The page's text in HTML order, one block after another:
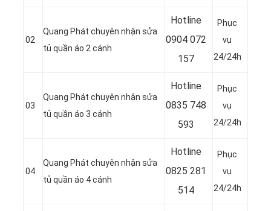
02
Quang Phát chuyên nhận sửa
tủ quần áo 2 cánh
Hotline
0904 072
157
Phục
vụ
24/24h
03
Quang Phát chuyên nhận sửa
tủ quần áo 3 cánh
Hotline
0835 748
593
Phục
vụ
24/24h
04
Quang Phát chuyên nhận sửa
tủ quần áo 4 cánh
Hotline
0825 281
514
Phục
vụ
24/24h